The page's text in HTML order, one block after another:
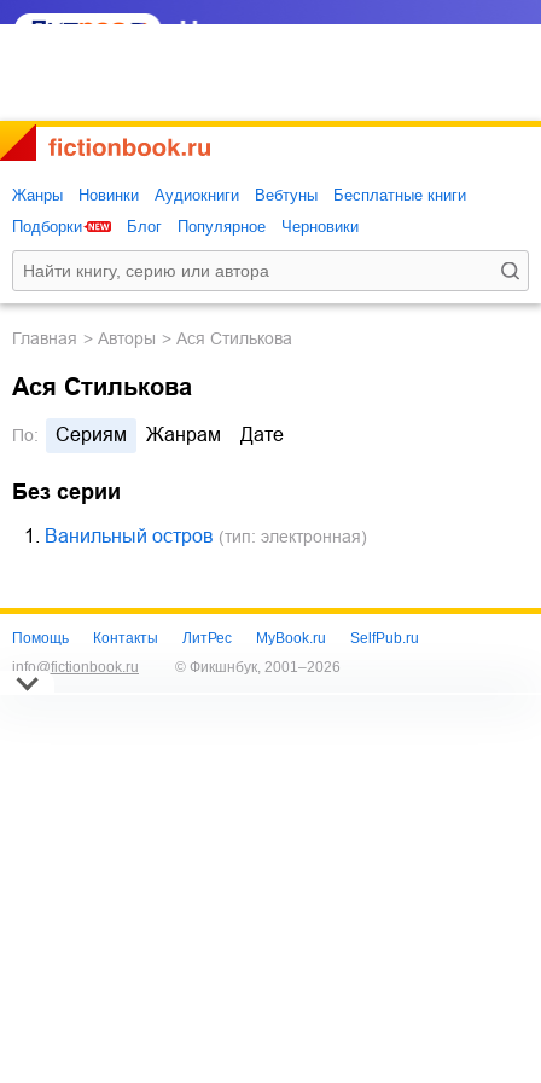
Жанры Новинки Аудиокниги Вебтуны
Бесплатные книги
Подборки
Блог Популярное Черновики
Главная Авторы Ася Стилькова
Ася Стилькова
По: Сериям Жанрам Дате
Без серии
1. Ванильный остров (тип: электронная)
Помощь Контакты ЛитРес MyBook.ru
SelfPub.ru
info@fictionbook.ru
© Фикшнбук, 2001–2026